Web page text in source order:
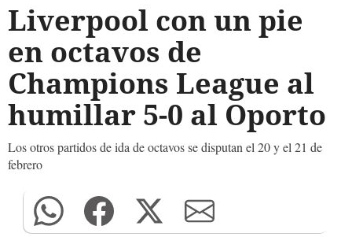
Liverpool con un pie
en octavos de
Champions League al
humillar 5-0 al Oporto
Los otros partidos de ida de octavos se disputan el 20 y el 21 de
febrero